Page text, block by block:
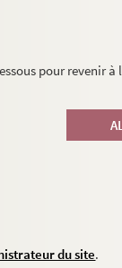
pour revenir
du site.